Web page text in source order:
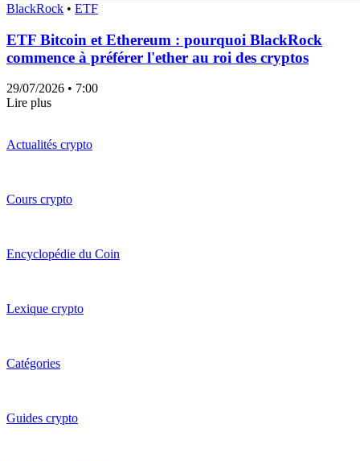
BlackRock • ETF
ETF Bitcoin et Ethereum : pourquoi BlackRock
commence à préférer l'ether au roi des cryptos
29/07/2026 • 7:00
Lire plus
Actualités crypto
Cours crypto
Encyclopédie du Coin
Lexique crypto
Catégories
Guides crypto